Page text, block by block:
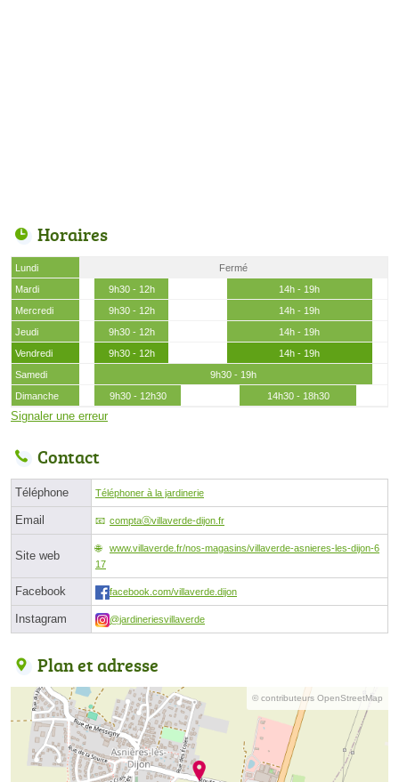
Horaires
Lundi
Fermé
Mardi
9h30 - 12h
14h - 19h
Mercredi
9h30 - 12h
14h - 19h
Jeudi
9h30 - 12h
14h - 19h
Vendredi
9h30 - 12h
14h - 19h
Samedi
9h30 - 19h
Dimanche
9h30 - 12h30 14h30 - 18h30
Signaler une erreur
Contact
Téléphone Téléphoner à la jardinerie
Email comptaⓐvillaverde-dijon.fr
Site web
www.villaverde.fr/nos-magasins/villaverde-asnieres-les-dijon-6
17
Facebook facebook.com/villaverde.dijon
Instagram @jardineriesvillaverde
Plan et adresse
© contributeurs OpenStreetMap